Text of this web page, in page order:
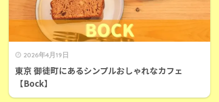
2026年4月19日
東京 御徒町にあるシンプルおしゃれなカフェ
【Bock】